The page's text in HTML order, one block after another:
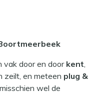
vak door en door kent
zeilt, en meteen plug &
wel de